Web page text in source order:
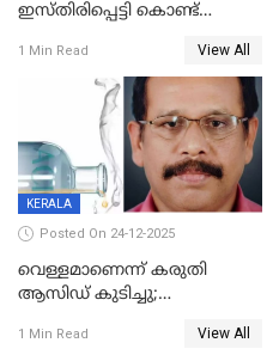
ഇസ്തിരിപ്പെട്ടി കൊണ്ട്
ഗർഭിണിയായ യുവതിക്ക് ക്രൂര
1 Min Read View All
KERALA
Posted On 24-12-2025
വെള്ളമാണെന്ന് കരുതി
ആസിഡ് കുടിച്ചു;
മരിച്ചു
1 Min Read View All